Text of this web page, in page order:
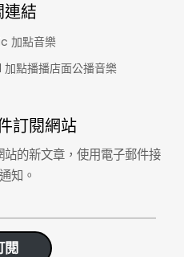
結
加點音樂
點播播店面公播音樂
訂閱網站
的新文章，使用電子郵件接
知。
閱